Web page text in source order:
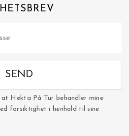
SEND
Hekta På Tur behandler mine
forsiktighet i henhold til sine